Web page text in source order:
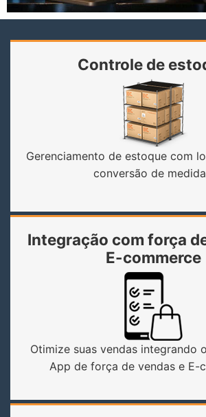
Controle de
Gerenciamento de estoque com
conversão de
Integração com força
E-commerce
Otimize suas vendas integrando
App de força de vendas e E-